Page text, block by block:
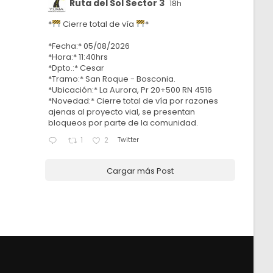
Ruta del Sol Sector 3 18h
* Cierre total de vía
*
*Fecha:* 05/08/2026
*Hora:* 11:40hrs
*Dpto.:* Cesar
*Tramo:* San Roque - Bosconia.
*Ubicación:* La Aurora, Pr 20+500 RN 4516
*Novedad:* Cierre total de vía por razones
ajenas al proyecto vial, se presentan
bloqueos por parte de la comunidad.
1 2 Twitter
Cargar más Post